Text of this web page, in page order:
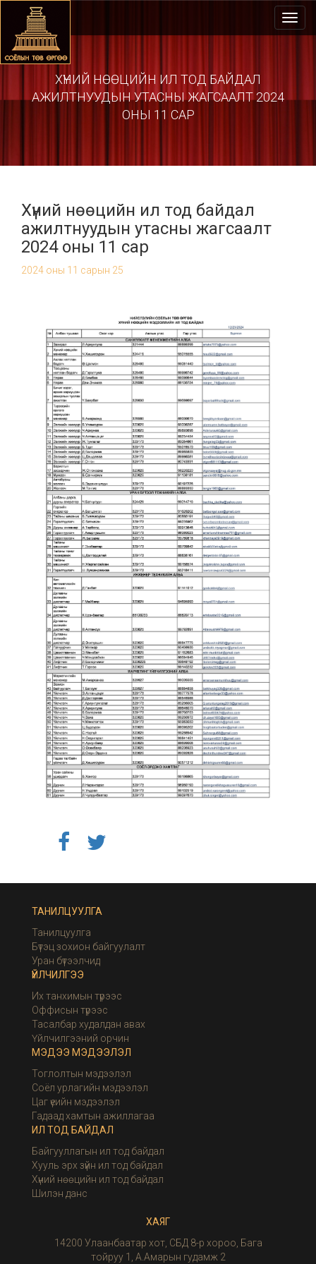
ХҮНИЙ НӨӨЦИЙН ИЛ ТОД БАЙДАЛ
АЖИЛТНУУДЫН УТАСНЫ ЖАГСААЛТ 2024
ОНЫ 11 САР
Хүний нөөцийн ил тод байдал
ажилтнуудын утасны жагсаалт
2024 оны 11 сар
2024 оны 11 сарын 25
ТАНИЛЦУУЛГА
Танилцуулга
Бүтэц зохион байгуулалт
Уран бүтээлчид
ҮЙЛЧИЛГЭЭ
Их танхимын түрээс
Оффисын түрээс
Тасалбар худалдан авах
Үйлчилгээний орчин
МЭДЭЭ МЭДЭЭЛЭЛ
Тоглолтын мэдээлэл
Соёл урлагийн мэдээлэл
Цаг үеийн мэдээлэл
Гадаад хамтын ажиллагаа
ИЛ ТОД БАЙДАЛ
Байгууллагын ил тод байдал
Хууль эрх зүйн ил тод байдал
Хүний нөөцийн ил тод байдал
Шилэн данс
ХАЯГ
14200 Улаанбаатар хот, СБД 8-р хороо, Бага
тойруу 1, А.Амарын гудамж 2